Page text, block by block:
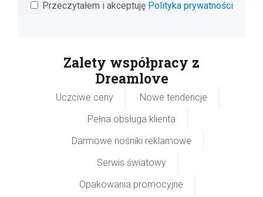
Przeczytałem i akceptuję Polityka prywatności
Zalety współpracy z
Dreamlove
Uczciwe ceny
Nowe tendencje
Pełna obsługa klienta
Darmowe nośniki reklamowe
Serwis światowy
Opakowania promocyjne